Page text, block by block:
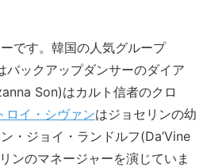
です。韓国の人気グループ
バックアップダンサーのダイア
Son)はカルト信者のクロ
ロイ・シヴァンはジョセリンの幼
・ジョイ・ランドルフ(Da’Vine
ンのマネージャーを演じていま